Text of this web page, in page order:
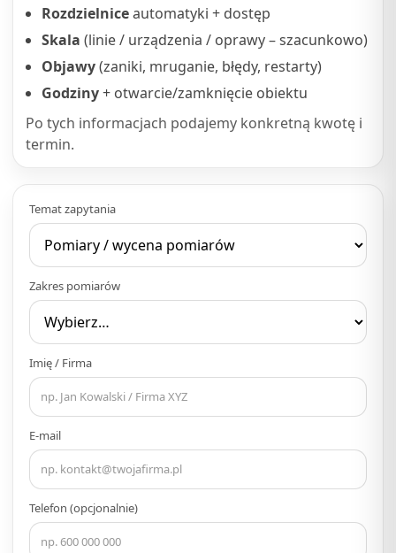
Rozdzielniceautomatyki + dostęp
Skala (linie / urządzenia / oprawy – szacunkowo)
Objawy(zaniki, mruganie, błędy, restarty)
Godziny+ otwarcie/zamknięcie obiektu
Po tych informacjach podajemy konkretną kwotę i
termin.
Temat zapytania
Zakres pomiarów
Imię / Firma
E-mail
Telefon (opcjonalnie)